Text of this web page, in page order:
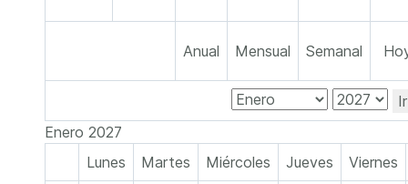
Anual Mensual Semanal
Enero 2027
Lunes
Martes Miércoles Jueves Viernes